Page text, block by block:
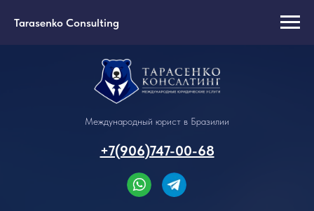
Tarasenko Consulting
Международный юрист в Бразилии
+7(906)747-00-68